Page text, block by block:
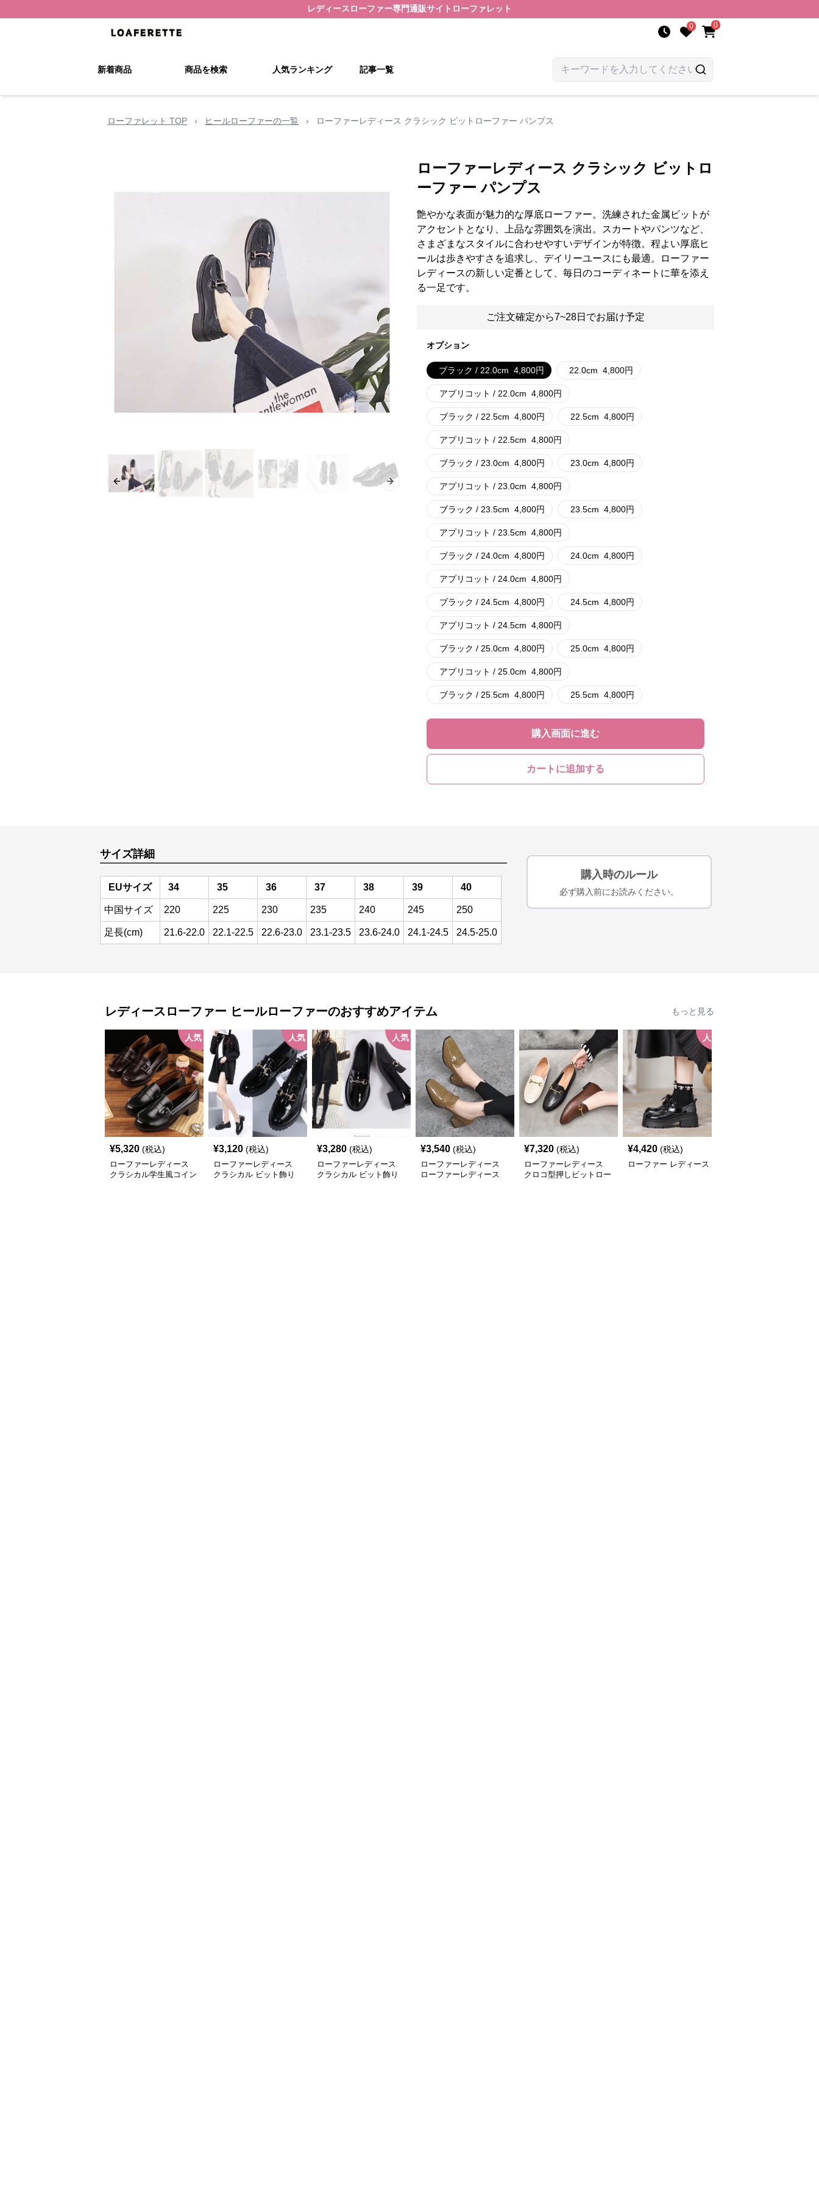
レディースローファー専門通販サイト ローファレット
0 0
新着商品 商品を検索 人気ランキング 記事一覧
ローファレット TOP › ヒールローファーの一覧 › ローファーレディース クラシック ビットローファー パンプス
Previous slide Next slide
ローファーレディース クラシック ビットロ
ーファー パンプス
艶やかな表面が魅力的な厚底ローファー。洗練された金属ビットが
アクセントとなり、上品な雰囲気を演出。スカートやパンツなど、
さまざまなスタイルに合わせやすいデザインが特徴。程よい厚底ヒ
ールは歩きやすさを追求し、デイリーユースにも最適。ローファー
レディースの新しい定番として、毎日のコーディネートに華を添え
る一足です。
ご注文確定から7~28日でお届け予定
オプション
ブラック / 22.0cm 4,800円 22.0cm 4,800円
アプリコット / 22.0cm 4,800円
ブラック / 22.5cm 4,800円 22.5cm 4,800円
アプリコット / 22.5cm 4,800円
ブラック / 23.0cm 4,800円 23.0cm 4,800円
アプリコット / 23.0cm 4,800円
ブラック / 23.5cm 4,800円 23.5cm 4,800円
アプリコット / 23.5cm 4,800円
ブラック / 24.0cm 4,800円 24.0cm 4,800円
アプリコット / 24.0cm 4,800円
ブラック / 24.5cm 4,800円 24.5cm 4,800円
アプリコット / 24.5cm 4,800円
ブラック / 25.0cm 4,800円 25.0cm 4,800円
アプリコット / 25.0cm 4,800円
ブラック / 25.5cm 4,800円 25.5cm 4,800円
購入画面に進む
カートに追加する
サイズ詳細
EUサイズ 34 35 36 37 38 39 40
中国サイズ 220 225 230 235 240 245 250
足長(cm) 21.6-22.0 22.1-22.5 22.6-23.0 23.1-23.5 23.6-24.0 24.1-24.5 24.5-25.0
購入時のルール
必ず購入前にお読みください。
レディースローファー ヒールローファーのおすすめアイテム もっと見る
人気
¥5,320 (税込)
ローファーレディース
クラシカル学生風コイン
人気
¥3,120 (税込)
ローファーレディース
クラシカル ビット飾り
人気
¥3,280 (税込)
ローファーレディース
クラシカル ビット飾り
¥3,540 (税込)
ローファーレディース
ローファーレディース
¥7,320 (税込)
ローファーレディース
クロコ型押しビットロー
人気
¥4,420 (税込)
ローファー レディース